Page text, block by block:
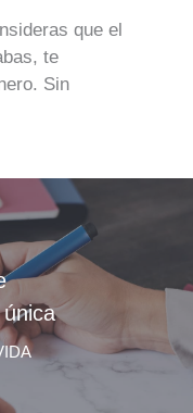
que el
te
Sin